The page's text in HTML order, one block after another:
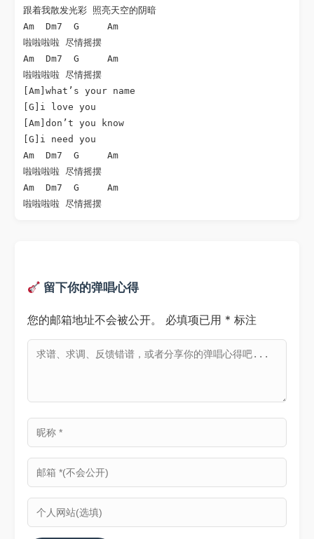
跟着我散发光彩 照亮天空的阴暗
Am  Dm7  G     Am
啦啦啦啦 尽情摇摆
Am  Dm7  G     Am
啦啦啦啦 尽情摇摆
[Am]what’s your name
[G]i love you
[Am]don’t you know
[G]i need you
Am  Dm7  G     Am
啦啦啦啦 尽情摇摆
Am  Dm7  G     Am
留下你的弹唱心得
您的邮箱地址不会被公开。 必填项已用 * 标注